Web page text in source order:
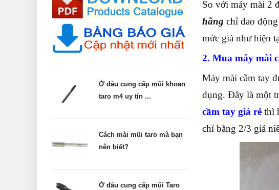
So với máy mài 2
hãng chỉ dao
mức giá như hiện
2. Mua máy mài
Máy mài cầm tay
dụng. Đây là một
cầm tay giá rẻthì
chỉ bằng 2/3 giá
Ở đâu cung cấp mũi khoan
taro m4 uy tín ...
Cách mài mũi taro mà bạn
nên biết?
Ở đâu cung cấp mũi Taro